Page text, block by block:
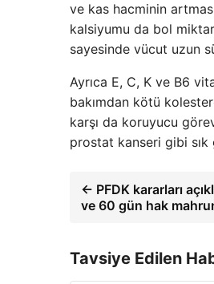
ve kas hacminin
kalsiyumu da bol
sayesinde vücut uzun
Ayrıca E, C, K ve B6
bakımdan kötü
karşı da koruyucu
prostat kanseri gibi
← PFDK kararları
ve 60 gün hak
Tavsiye Edilen